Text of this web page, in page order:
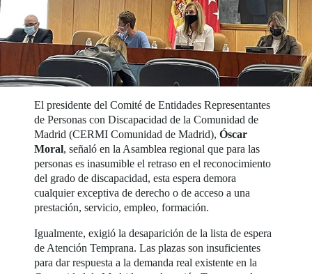
El presidente del Comité de Entidades Representantes
de Personas con Discapacidad de la Comunidad de
Madrid (CERMI Comunidad de Madrid),Óscar
Moral, señaló en la Asamblea regional que para las
personas es inasumible el retraso en el reconocimiento
del grado de discapacidad, esta espera demora
cualquier exceptiva de derecho o de acceso a una
prestación, servicio, empleo, formación.
Igualmente, exigió la desaparición de la lista de espera
de Atención Temprana. Las plazas son insuficientes
para dar respuesta a la demanda real existente en la